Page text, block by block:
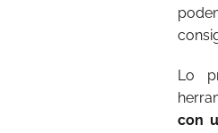
Lo
con